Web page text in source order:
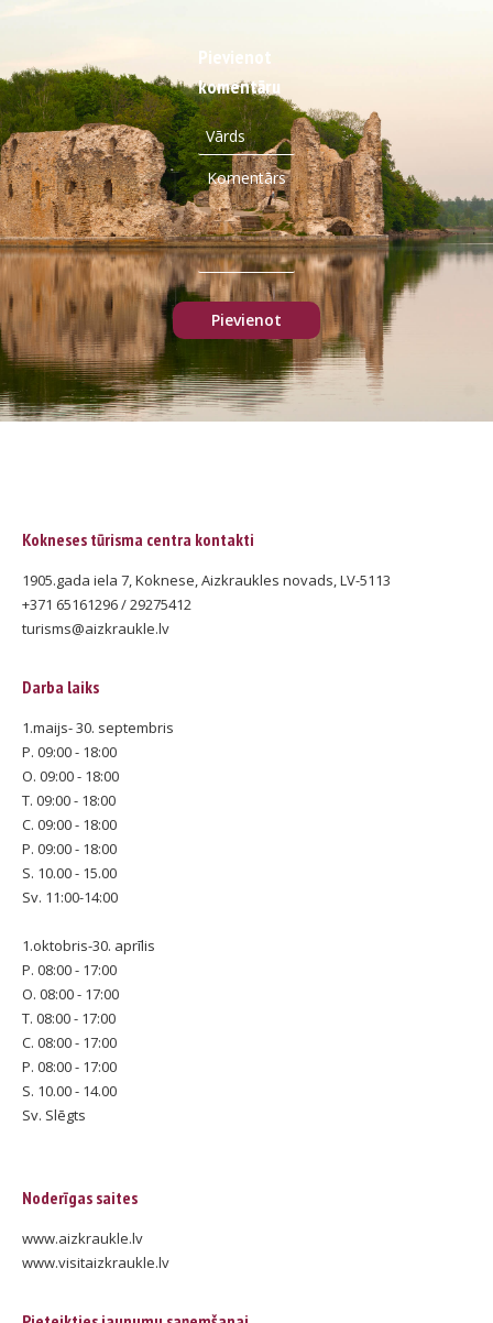
Pievienot
komentāru
Kokneses tūrisma centra kontakti
1905.gada iela 7, Koknese, Aizkraukles novads, LV-5113
+371 65161296 / 29275412
turisms@aizkraukle.lv
Darba laiks
1.maijs- 30. septembris
P. 09:00 - 18:00
O. 09:00 - 18:00
T. 09:00 - 18:00
C. 09:00 - 18:00
P. 09:00 - 18:00
S. 10.00 - 15.00
Sv. 11:00-14:00
1.oktobris-30. aprīlis
P. 08:00 - 17:00
O. 08:00 - 17:00
T. 08:00 - 17:00
C. 08:00 - 17:00
P. 08:00 - 17:00
S. 10.00 - 14.00
Sv. Slēgts
Noderīgas saites
www.aizkraukle.lv
www.visitaizkraukle.lv